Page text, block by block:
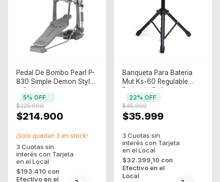
Pedal De Bombo Pearl P-
830 Simple Demon Style
a Cadena
$214.900
$225.990
5% OFF
$193.410 con
Efectivo en el
¡Solo quedan 3 en stock!
Banqueta Para Bateria
Mut Ks-60 Regulable
Redonda Reforzada -
Negro
$35.999
$45.990
22% OFF
$32.399,10 con
Efectivo en el
Local